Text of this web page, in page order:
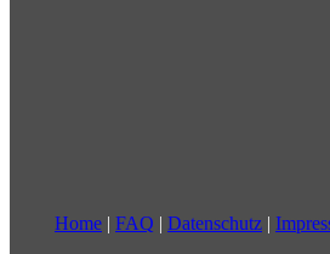
Home | FAQ | Datenschutz |